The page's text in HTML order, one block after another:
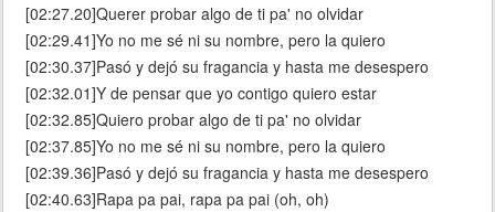
[02:27.20]Querer probar algo de ti pa' no olvidar
[02:29.41]Yo no me sé ni su nombre, pero la quiero
[02:30.37]Pasó y dejó su fragancia y hasta me desespero
[02:32.01]Y de pensar que yo contigo quiero estar
[02:32.85]Quiero probar algo de ti pa' no olvidar
[02:37.85]Yo no me sé ni su nombre, pero la quiero
[02:39.36]Pasó y dejó su fragancia y hasta me desespero
[02:40.63]Rapa pa pai, rapa pa pai (oh, oh)